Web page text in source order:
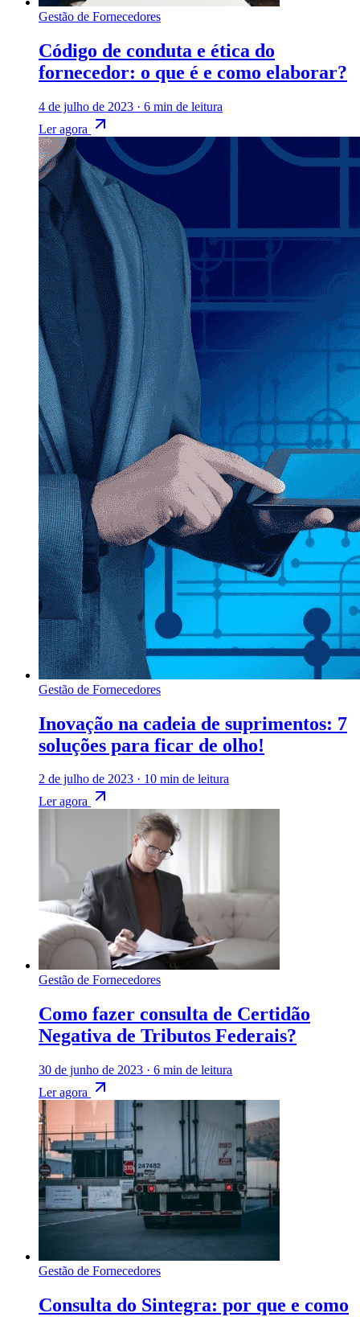
Gestão de Fornecedores
Código de conduta e ética do
fornecedor: o que é e como elaborar?
4 de julho de 2023 · 6 min de leitura
Ler agora
Gestão de Fornecedores
Inovação na cadeia de suprimentos: 7
soluções para ficar de olho!
2 de julho de 2023 · 10 min de leitura
Ler agora
Gestão de Fornecedores
Como fazer consulta de Certidão
Negativa de Tributos Federais?
30 de junho de 2023 · 6 min de leitura
Ler agora
Gestão de Fornecedores
Consulta do Sintegra: por que e como